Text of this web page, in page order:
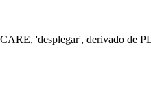
'desplegar', derivado de